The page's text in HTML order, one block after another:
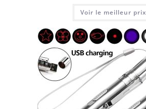
Voir le meilleur prix